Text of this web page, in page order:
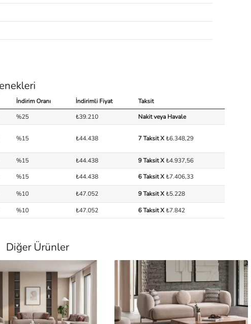
İndirim Oranı İndirimli Fiyat
Taksit
%25 ₺39.210 Nakit veya Havale
%15 ₺44.438 7 Taksit X₺6.348,29
%15 ₺44.438 9 Taksit X₺4.937,56
%15 ₺44.438 6 Taksit X₺7.406,33
%10 ₺47.052 9 Taksit X₺5.228
%10 ₺47.052 6 Taksit X₺7.842
Diğer Ürünler